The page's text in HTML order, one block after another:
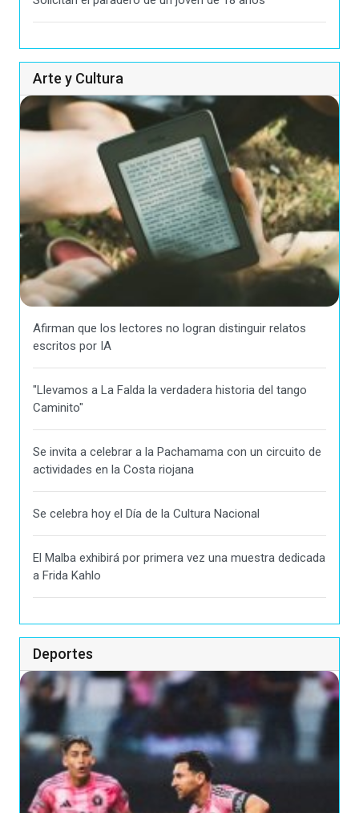
Arte y Cultura
Afirman que los lectores no logran distinguir relatos
escritos por IA
"Llevamos a La Falda la verdadera historia del tango
Caminito"
Se invita a celebrar a la Pachamama con un circuito de
actividades en la Costa riojana
Se celebra hoy el Día de la Cultura Nacional
El Malba exhibirá por primera vez una muestra dedicada
a Frida Kahlo
Deportes